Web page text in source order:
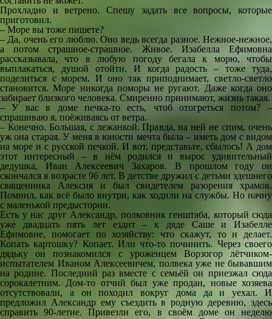
Прохладно и ветрено. Спешу задать все вопросы, которые
приготовил.
– Море вы тоже пишете?
– Да, очень его люблю. Оно ведь всегда разное. Нежное-нежное,
а потом страшное-страшное. Живое. Изабелла Ефимовна
рассказывала, что в любую погоду бегала к морю, чтобы
выплакаться, душой отойти. И когда радость – тоже туда,
поделиться с морем. И оно так приподнимает, светло-светло
становится. Море никогда поморы не ругают. Даже когда оно
забирает близкого человека. Смиренно принимают, жизнь такая.
– У вас в доме печка-то есть, чтоб отогреться потом? –
спрашиваю я, поёживаясь от ветра.
– Конечно. Большая, с лежанкой. Правда, на ней не спим, очень
уж она старая. У меня в юности мечта была – иметь дом с видом
на море и с русской печкой. И вот, представьте, сбылось! А дом
этот интересный – в нём родился и вырос удивительный
дедушка, Иван Алексеевич Захаров. В прошлом году он
скончался в возрасте 96 лет. В детстве дружил с детьми здешнего
священника Алексия и был свидетелем разорения храмов.
Помнил, как всё было внутри, как ходили на службы. Но начну
с маленькой предыстории.
Есть у нас друг Александр, полковник генштаба, который сюда
уже двадцать пять лет ездит – к дяде Саше и Изабелле
Ефимовне, помогает по хозяйству: что скажут, то и делает.
Копать картошку? Копает. Или что-то починить. Через своего
дядьку он познакомился с уроженцем Ворзогор лётчиком-
испытателем Иваном Алексеевичем, полвека уже не бывавшим
на родине. Последний раз вместе с семьёй он приезжал сюда
сорокалетним. Дом-то отчий был уже продан, новые хозяева
отсутствовали, а он походил вокруг дома да и уехал. И
предложил Александр ему съездить в родную деревню, здесь
справить 90-летие. Привезли его, в своём доме он неделю